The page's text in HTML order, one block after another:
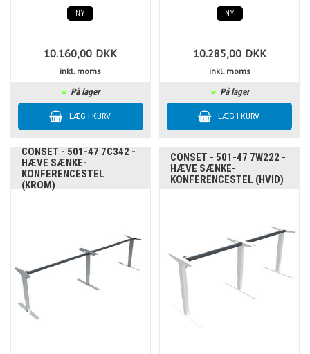
NY
10.160,00 DKK
inkl. moms
På lager
NY
10.285,00 DKK
inkl. moms
På lager
CONSET - 501-47 7C342 -
HÆVE SÆNKE-
KONFERENCESTEL
(KROM)
CONSET - 501-47 7W222 -
HÆVE SÆNKE-
KONFERENCESTEL (HVID)